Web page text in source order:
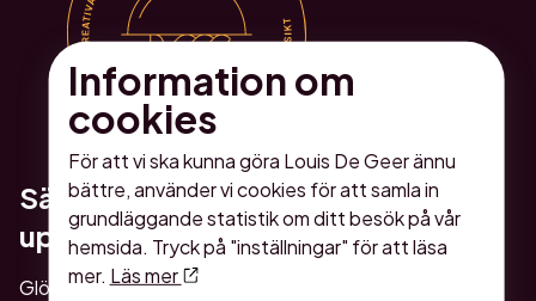
Sätt lite extra guldkant på er
upplevelse
Glöm inte att boka ett mat- och dryckespaket för en
Information om
cookies
För att vi ska kunna göra Louis De Geer ännu
bättre, använder vi cookies för att samla in
grundläggande statistik om ditt besök på vår
hemsida. Tryck på "inställningar" för att läsa
mer. Läs mer